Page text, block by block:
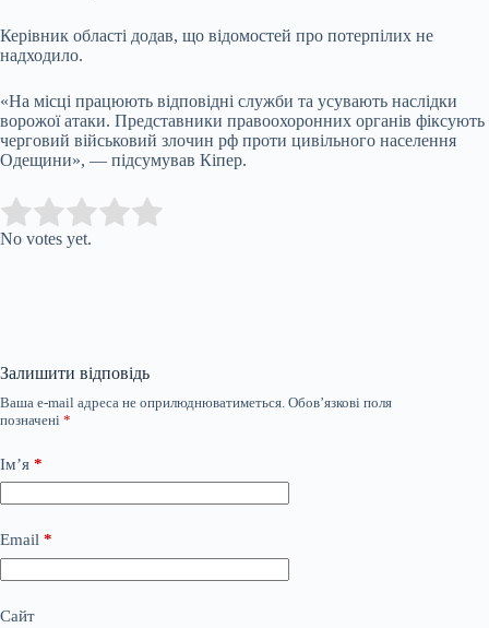
Керівник області додав, що відомостей про потерпілих не
надходило.
«На місці працюють відповідні служби та усувають наслідки
ворожої атаки. Представники правоохоронних органів фіксують
черговий військовий злочин рф проти цивільного населення
Одещини», — підсумував Кіпер.
Rate this item:
No votes yet.
Залишити відповідь
Ваша e-mail адреса не оприлюднюватиметься. Обов’язкові поля
позначені *
Ім’я *
Email *
Сайт